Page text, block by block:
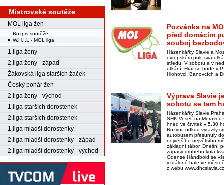
Mistrovské soutěže
MOL liga žen
Rozpis soutěže
W.H.I.L - MOL liga
1.liga ženy
2.liga ženy - západ
Žákovská liga starších žaček
Český pohár žen
2.liga ženy - východ
1.liga starších dorostenek
2.liga starších dorostenek
1.liga mladší dorostenky
2.liga mladší dorostenky - západ
2.liga mladší dorostenky - východ
Pozvánka na
před domácím
souboj
Házenkářky Slavie a
evropském poli, svá
středu. V sobotu a v
utkání. Hrát se bude v
Hlohovci, Bánovcích a
Výprava Slavie
sobotu se tam
Házenkářky Slavie
SHK Veselí na Moravou
hned ve čtvrtek v 5.30
Ruzyni, odkud vyrazily
autobusem přesunuly
největšího největšího
základní tábor. Dnešní
zápasy druhého kola
Odense Håndbold se
vzdálené hale ve
z webu www.dhcslavia.cz